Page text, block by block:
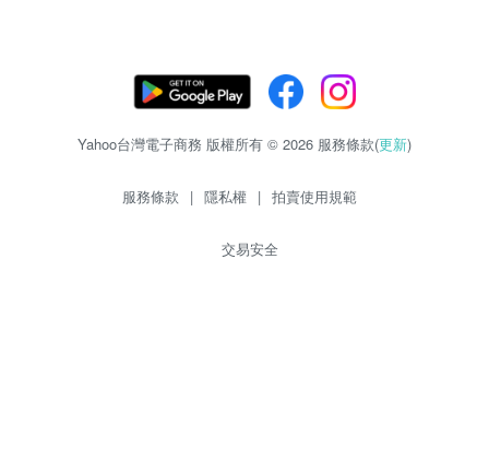
Yahoo台灣電子商務 版權所有 © 2026 服務條款(更新)
服務條款 | 隱私權 | 拍賣使用規範
交易安全